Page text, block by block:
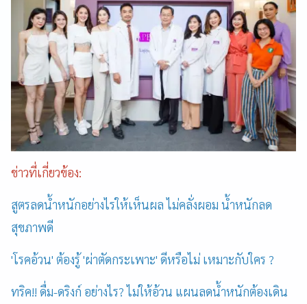
ข่าวที่เกี่ยวข้อง:
สูตรลดน้ำหนักอย่างไรให้เห็นผล ไม่คลั่งผอม น้ำหนักลด
สุขภาพดี
'โรคอ้วน' ต้องรู้ 'ผ่าตัดกระเพาะ' ดีหรือไม่ เหมาะกับใคร ?
ทริค!! ดื่ม-ดริงก์ อย่างไร? ไม่ให้อ้วน แผนลดน้ำหนักต้องเดิน